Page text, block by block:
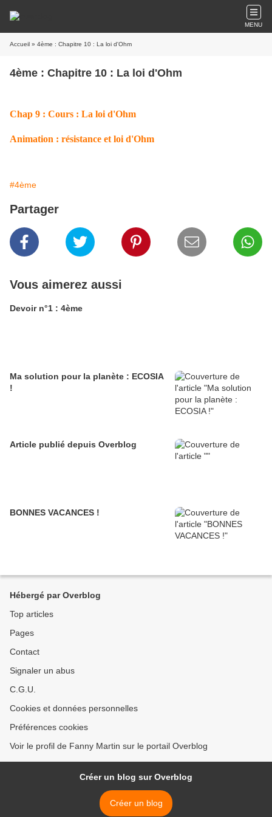
MENU
Accueil » 4ème : Chapitre 10 : La loi d'Ohm
4ème : Chapitre 10 : La loi d'Ohm
Chap 9 : Cours : La loi d'Ohm
Animation : résistance et loi d'Ohm
#4ème
Partager
Vous aimerez aussi
Devoir n°1 : 4ème
Ma solution pour la planète : ECOSIA
!
Article publié depuis Overblog
BONNES VACANCES !
Hébergé par Overblog
Top articles
Pages
Contact
Signaler un abus
C.G.U.
Cookies et données personnelles
Préférences cookies
Voir le profil de Fanny Martin sur le portail Overblog
Créer un blog sur Overblog
Créer un blog